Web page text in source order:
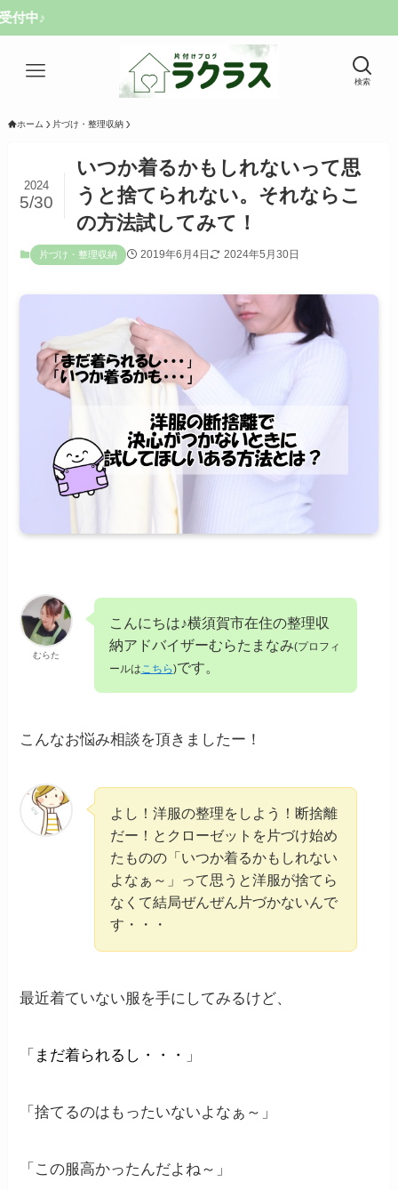
検索
ホーム 片づけ・整理収納
いつか着るかもしれないって思
うと捨てられない。それならこ
の方法試してみて！
2024
5/30
片づけ・整理収納 2019年6月4日 2024年5月30日
むらた
こんにちは♪横須賀市在住の整理収
納アドバイザーむらたまなみ(プロフィ
ールはこちら)です。
こんなお悩み相談を頂きましたー！
よし！洋服の整理をしよう！断捨離
だー！とクローゼットを片づけ始め
たものの「いつか着るかもしれない
よなぁ～」って思うと洋服が捨てら
なくて結局ぜんぜん片づかないんで
す・・・
最近着ていない服を手にしてみるけど、
「 まだ着られるし・・・ 」
「捨てるのはもったいないよなぁ～」
「この服高かったんだよね～」